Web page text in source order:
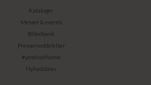
Kataloger
Messer & events
Billedbank
Pressemeddelelser
#yestinekhome
Nyhedsbrev